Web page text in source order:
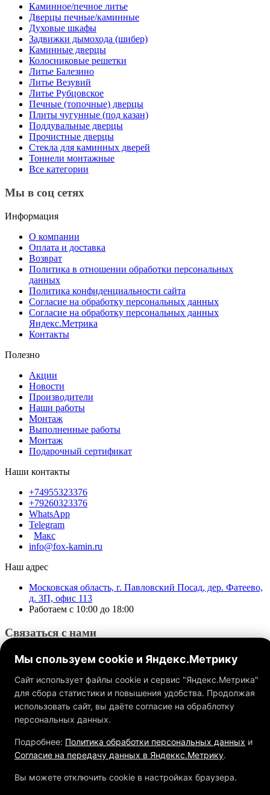
Каминное/печное литье
Дверцы печные/каминные
Духовые шкафы
Задвижки дымохода (шибер)
Каминные дверцы
Колосниковые решетки
Литье Балезино
Литье Везувий
Литье Рубцовское
Печные (топочные) дверцы
Плиты чугунные (под казан)
Поддувальные дверцы
Прочистные дверцы
Стекла для каминных дверей
Тоннели монтажные
Все категории
Мы в соц сетях
Информация
О компании
Оплата и доставка
Возврат
Политика в отношении обработки персональных
данных
Политика конфиденциальности сайта
Согласие на обработку персональных данных
Согласие на обработку персональных данных
Яндекс.Метрика
Контакты
Полезно
Акции
Новости
Производители
Наши работы
Монтаж
Выполненные работы
Монтаж
Подарочный сертификат
Наши контакты
+74955323376
+79260323376
WhatsApp
Telegram
Макс
info@fox-kamin.ru
Наш адрес
Московская область, г. Павловский Посад, дер. Фатеево,
д. 3П, офис 113
Работаем с 10:00 до 18:00
Связаться с нами
Обращаем ваше внимание на то, что данный интернет-сайт, а
также вся информация о товарах и ценах, предоставленная на
при каких условиях не является публичной офертой,
определяемой положениями Статьи 437 ГК РФ.
Мы спользуем cookie и Яндекс.Метрику
Сайт использует файлы cookie и сервис "Яндекс.Метрика"
для сбора статистики и повышения удобства. Продолжая
использовать сайт, вы даёте согласие на обраблотку
персональных данных.
Подробнее: Политика обработки персональных данных и
Согласие на передачу данных в Яндеккс.Метрику.
Вы можете отключить cookie в настройках браузера.